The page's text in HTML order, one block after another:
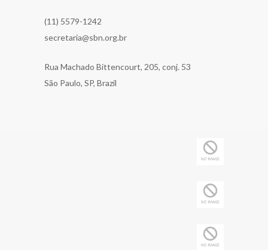
(11) 5579-1242
secretaria@sbn.org.br
Rua Machado Bittencourt, 205, conj. 53
São Paulo, SP, Brazil